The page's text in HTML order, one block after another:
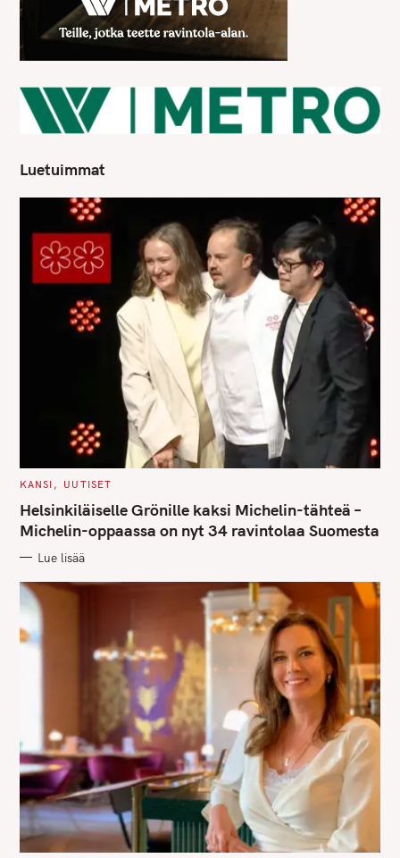
Luetuimmat
C
T
E
G
O
I
S
KANSI UUTISET
Helsinkiläiselle Grönille kaksi Michelin-tähteä –
Michelin-oppaassa on nyt 34 ravintolaa Suomesta
Lue lisää